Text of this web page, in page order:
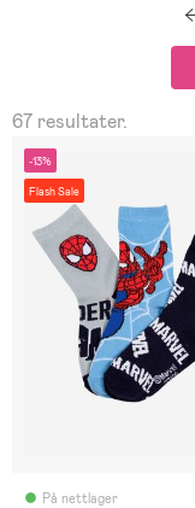
67 resultater.
-13%
Flash Sale
På nettlager